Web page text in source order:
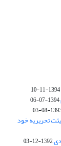
1394-11-10
1394-07-06
1393-
تحریریه خود
1392-12-03